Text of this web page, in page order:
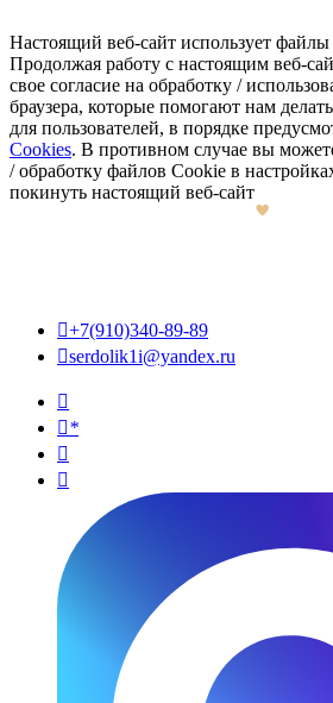
Настоящий веб-сайт использует
Продолжая работу с настоящим веб-
свое согласие на обработку /
браузера, которые помогают нам
для пользователей, в порядке
Cookies. В противном случае вы
/ обработку файлов Cookie в
покинуть настоящий веб-сайт
+7(910)340-89-89
serdolik1i@yandex.ru

*

